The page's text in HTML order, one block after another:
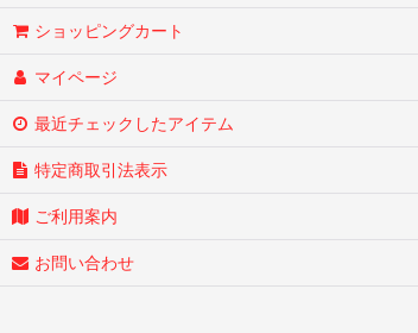
ショッピングカート
マイページ
最近チェックしたアイテム
特定商取引法表示
ご利用案内
お問い合わせ